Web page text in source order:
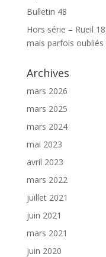
Bulletin 48
Hors série – Rueil
mais parfois oubliés
Archives
mars 2026
mars 2025
mars 2024
mai 2023
avril 2023
mars 2022
juillet 2021
juin 2021
mars 2021
juin 2020